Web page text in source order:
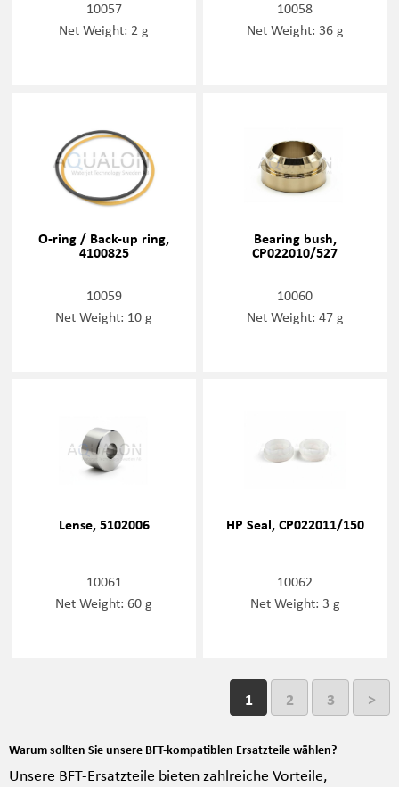
10057
Net Weight: 2 g
10058
Net Weight: 36 g
O-ring / Back-up ring,
4100825
10059
Net Weight: 10 g
Bearing bush,
CP022010/527
10060
Net Weight: 47 g
Lense, 5102006
10061
Net Weight: 60 g
HP Seal, CP022011/150
10062
Net Weight: 3 g
1 2 3 >
Warum sollten Sie unsere BFT-kompatiblen Ersatzteile wählen?
Unsere BFT-Ersatzteile bieten zahlreiche Vorteile,